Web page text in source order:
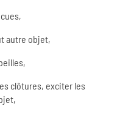
autre objet,
clôtures, exciter les